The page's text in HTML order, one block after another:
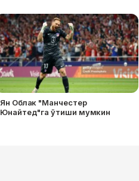
Ян Облак "Манчестер
Юнайтед"га ўтиши мумкин